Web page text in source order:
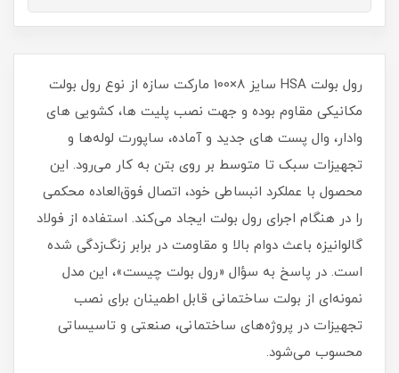
رول بولت HSA سایز 8×100 مارکت سازه از نوع رول بولت
مکانیکی مقاوم بوده و جهت نصب پلیت ها، کشویی های
وادار، وال پست های جدید و آماده، ساپورت لوله‌ها و
تجهیزات سبک تا متوسط بر روی بتن به کار می‌رود. این
محصول با عملکرد انبساطی خود، اتصال فوق‌العاده محکمی
را در هنگام اجرای رول بولت ایجاد می‌کند. استفاده از فولاد
گالوانیزه باعث دوام بالا و مقاومت در برابر زنگ‌زدگی شده
است. در پاسخ به سؤال «رول بولت چیست»، این مدل
نمونه‌ای از بولت ساختمانی قابل اطمینان برای نصب
تجهیزات در پروژه‌های ساختمانی، صنعتی و تاسیساتی
محسوب می‌شود.